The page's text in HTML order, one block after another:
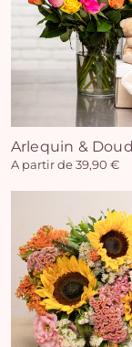
Arlequin &
A partir de 39,90 €